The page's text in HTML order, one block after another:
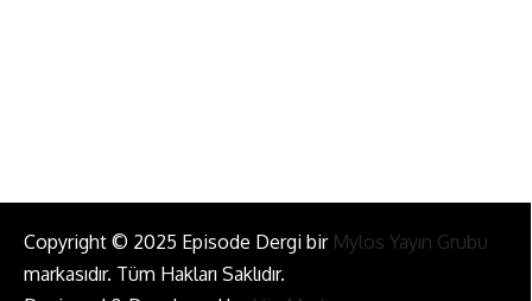
Copyright © 2025 Episode Dergi bir Mylos Yayın Grubu
markasıdır. Tüm Hakları Saklıdır.